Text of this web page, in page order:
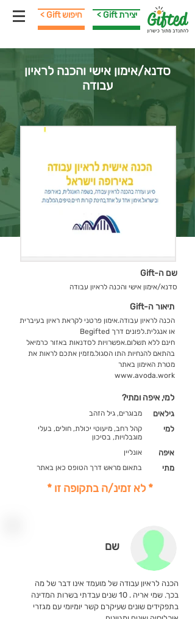
< Gift חיפוש < Gift יצירת
סדנא/אימון אישי והכנה לראיון
עבודה
שם ה-Gift
סדנא/אימון אישי והכנה לראיון עבודה
תיאור ה-Gift
הכנה לראיון עבודה.אימון פרטני לקראת ראיון בעיברית
או אנגלית.לפונים דרך Begifted
חינם ללא תשלום.אפשרויות לסדנאות באזור כרמיאל
בהתאם להנחיות התו הסגול.מזמין אתכם לראות את
מטרת האימון באתר
www.avoda.work
למי, איפה ומתי?
מבוגרים, גיל הזהב גילאים
קהל רחב, מיעוטי יכולת, חולים, בעלי
מוגבלויות, בסיכון
למי
אונליין איפה
בתאום מראש דרך הטופס כאן באתר מתי
* לא זמינ/ה בתקופה זו *
שם
הכנה לראיון עבודה של מועמד אינו דבר של מה
בכך. שמי אריה . 10 שנים עבדתי בשרות המדינה
בתפקידים שונים שעיקרם קשר יומיומי עם מגזרי